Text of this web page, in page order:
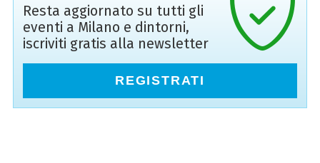
Resta aggiornato su tutti gli
eventi a Milano e dintorni,
iscriviti gratis alla newsletter
REGISTRATI